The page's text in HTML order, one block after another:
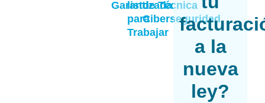
Garantizada
listo
para
Trabajar
de
Ciberseguridad
Técnica
a la
nueva
ley?